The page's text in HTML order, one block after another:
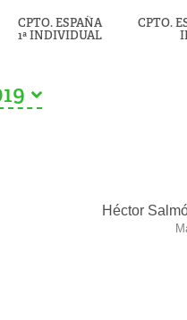
CPTO. ESPAÑA
1ª INDIVIDUAL
CPTO.
Héctor